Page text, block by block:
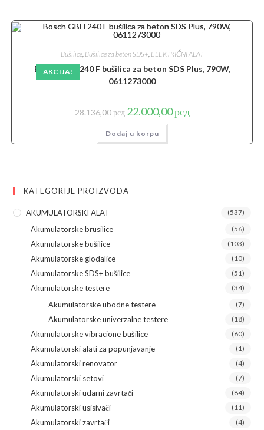
AKCIJA!
Bušilice, Bušilice za beton SDS+, ELEKTRIČNI ALAT
Bosch GBH 240 F bušilica za beton SDS Plus, 790W,
0611273000
28.136,00рсд Originalna
cena
je
bila:
28.136,00 рсд.
22.000,00рсдTrenutna
cena
Dodaj u korpu
KATEGORIJE PROIZVODA
AKUMULATORSKI ALAT (537)
Akumulatorske brusilice (56)
Akumulatorske bušilice (103)
Akumulatorske glodalice (10)
Akumulatorske SDS+ bušilice (51)
Akumulatorske testere (34)
Akumulatorske ubodne testere (7)
Akumulatorske univerzalne testere (18)
Akumulatorske vibracione bušilice (60)
Akumulatorski alati za popunjavanje (1)
Akumulatorski renovator (4)
Akumulatorski setovi (7)
Akumulatorski udarni zavrtači (84)
Akumulatorski usisivači (11)
Akumulatorski zavrtači (4)